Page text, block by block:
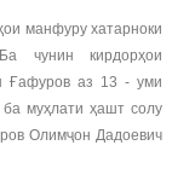
манфуру хатарноки
чунин кирдорҳои
Ғафуров аз 13 - уми
муҳлати ҳашт солу
Олимҷон Дадоевич